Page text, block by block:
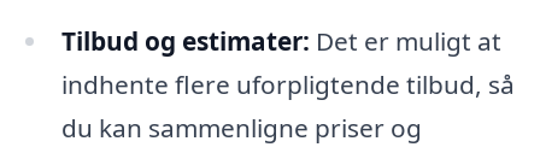
Tilbud og estimater: Det er muligt at
indhente flere uforpligtende tilbud, så
du kan sammenligne priser og